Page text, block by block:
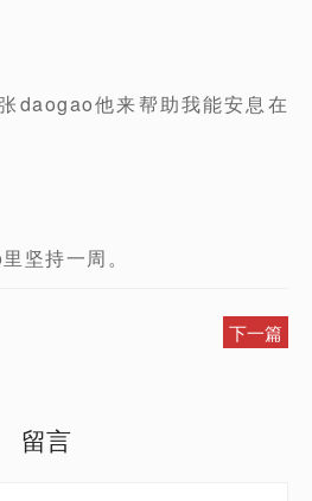
daogao他来帮助我能安息在
坚持一周。
下一篇
留言